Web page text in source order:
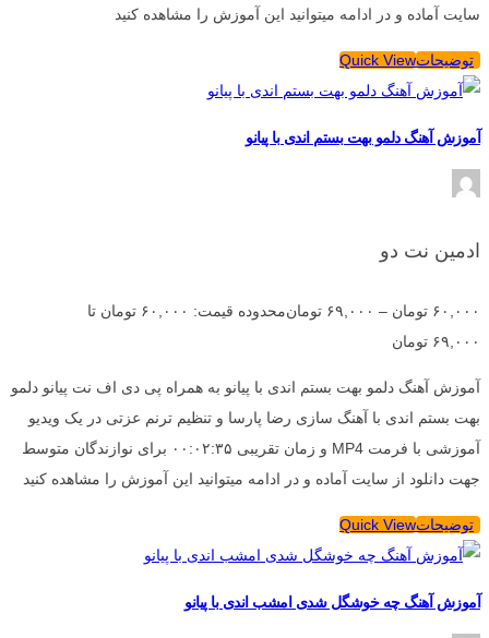
سایت آماده و در ادامه میتوانید این آموزش را مشاهده کنید
توضیحاتQuick View
آموزش آهنگ دلمو بهت بستم اندی با پیانو
ادمین نت دو
۶۰,۰۰۰ تومان – ۶۹,۰۰۰ تومان
محدوده قیمت: ۶۰,۰۰۰ تومان تا
۶۹,۰۰۰ تومان
آموزش آهنگ دلمو بهت بستم اندی با پیانو به همراه پی دی اف نت پیانو دلمو
بهت بستم اندی با آهنگ سازی رضا پارسا و تنظیم ترنم عزتی در یک ویدیو
آموزشی با فرمت MP4 و زمان تقریبی ۰۰:۰۲:۳۵ برای نوازندگان متوسط
جهت دانلود از سایت آماده و در ادامه میتوانید این آموزش را مشاهده کنید
توضیحاتQuick View
آموزش آهنگ چه خوشگل شدی امشب اندی با پیانو